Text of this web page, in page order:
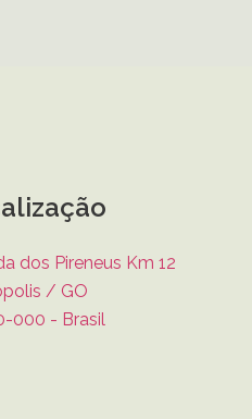
dos Pireneus Km 12
/ GO
000 - Brasil